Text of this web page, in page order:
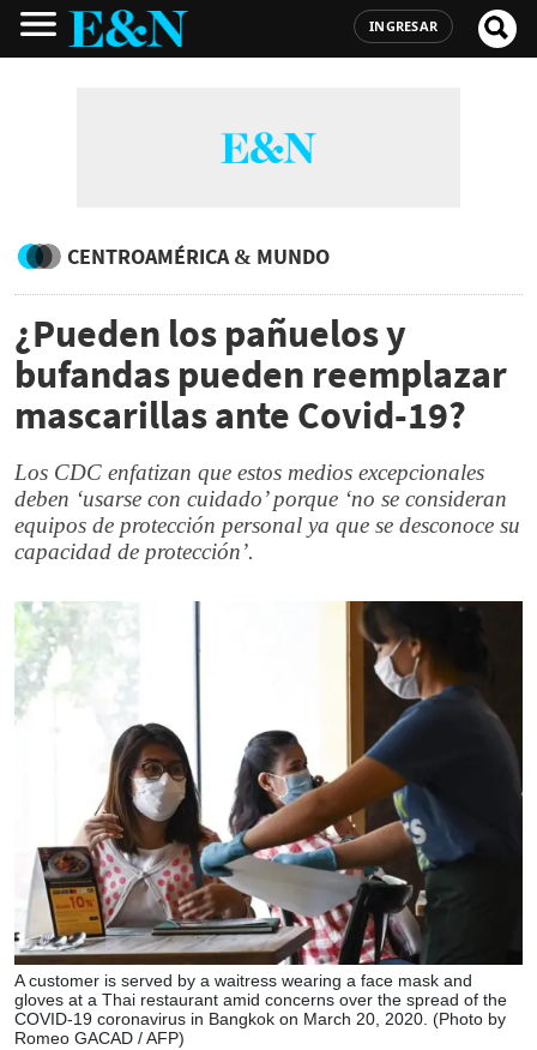
INGRESAR
CENTROAMÉRICA & MUNDO
¿Pueden los pañuelos y
bufandas pueden reemplazar
mascarillas ante Covid-19?
Los CDC enfatizan que estos medios excepcionales
deben ‘usarse con cuidado’ porque ‘no se consideran
equipos de protección personal ya que se desconoce su
capacidad de protección’.
A customer is served by a waitress wearing a face mask and
gloves at a Thai restaurant amid concerns over the spread of the
COVID-19 coronavirus in Bangkok on March 20, 2020. (Photo by
Romeo GACAD / AFP)